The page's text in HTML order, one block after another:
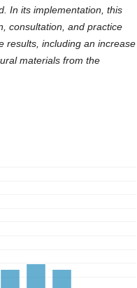
In its implementation, this
consultation, and practice
results, including an increase
materials from the